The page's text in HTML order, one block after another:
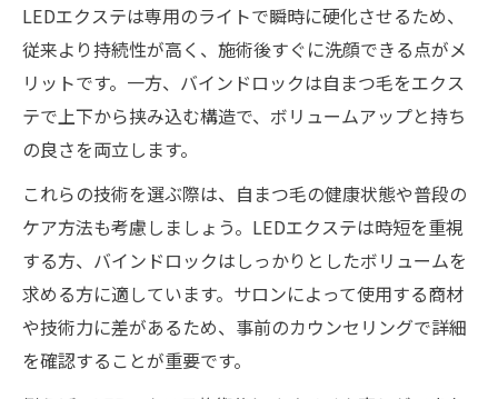
LEDエクステは専用のライトで瞬時に硬化させるため、
従来より持続性が高く、施術後すぐに洗顔できる点がメ
リットです。一方、バインドロックは自まつ毛をエクス
テで上下から挟み込む構造で、ボリュームアップと持ち
の良さを両立します。
これらの技術を選ぶ際は、自まつ毛の健康状態や普段の
ケア方法も考慮しましょう。LEDエクステは時短を重視
する方、バインドロックはしっかりとしたボリュームを
求める方に適しています。サロンによって使用する商材
や技術力に差があるため、事前のカウンセリングで詳細
を確認することが重要です。